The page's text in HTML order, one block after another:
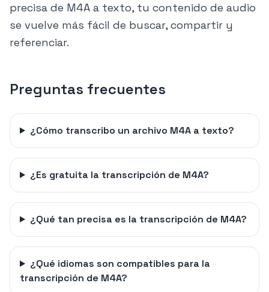
precisa de M4A a texto, tu contenido de audio
se vuelve más fácil de buscar, compartir y
referenciar.
Preguntas frecuentes
¿Cómo transcribo un archivo M4A a texto?
¿Es gratuita la transcripción de M4A?
¿Qué tan precisa es la transcripción de M4A?
¿Qué idiomas son compatibles para la
transcripción de M4A?